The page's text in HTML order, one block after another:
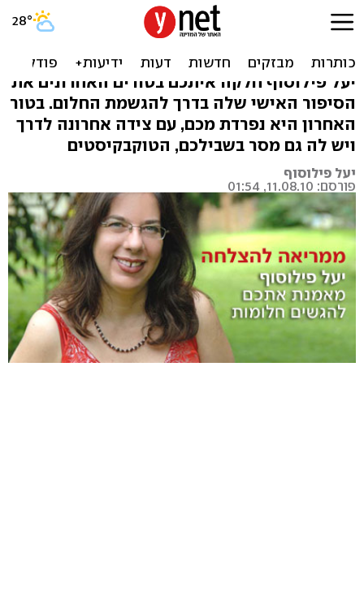
אולי בכל זאת תשנו את החיים
שלכם, אם תרצו
יעל פילוסוף חלקה איתכם בטורים האחרונים את
הסיפור האישי שלה בדרך להגשמת החלום. בטור
האחרון היא נפרדת מכם, עם צידה אחרונה לדרך
ויש לה גם מסר בשבילכם, הטוקבקיסטים
יעל פילוסוף
פורסם: 11.08.10, 01:54